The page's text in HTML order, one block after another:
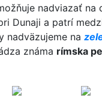
nadviazať
Dunaji a patrí
nadväzujeme na
známa rímska